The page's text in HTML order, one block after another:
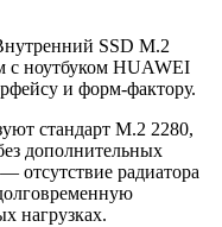
SSD M.2
с ноутбуком HUAWEI
и форм-фактору.
стандарт M.2 2280,
дополнительных
отсутствие радиатора
нагрузках.